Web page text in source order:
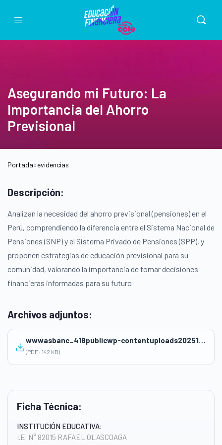
Asegurando mi Futuro: La
Importancia del Ahorro
Previsional
Portada»evidencias
Ficha Técnica:
INSTITUCIÓN EDUCATIVA:
I.E. N° 82015 RAFAEL OLASCOAGA
Descripción:
Analizan la necesidad del ahorro previsional (pensiones) en el
Perú, comprendiendo la diferencia entre el Sistema Nacional de
Pensiones (SNP) y el Sistema Privado de Pensiones (SPP), y
proponen estrategias de educación previsional para su
comunidad, valorando la importancia de tomar decisiones
financieras informadas para su futuro
Archivos adjuntos:
wwwasbanc_418publicwp-contentuploads202511Mision-3.pdf
(PDF · 142 KB)